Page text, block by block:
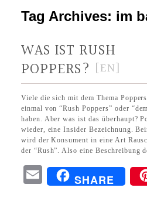
Tag Archives: im
WAS IST RUSH
POPPERS? [EN]
Viele die sich mit dem Thema
einmal von “Rush Poppers” oder
haben. Aber was ist das überhaupt?
wieder, eine Insider Bezeichnung.
wird der Konsument in eine Art
der “Rush”. Also eine Beschreibung
EMA SHARE